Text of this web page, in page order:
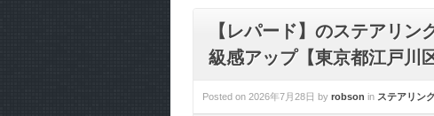
【レパード】のステアリ
級感アップ【東京都江戸川
Posted on 2026年7月28日 by robson in ステアリン